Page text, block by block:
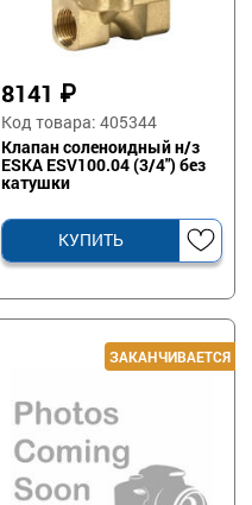
8141 ₽
Код товара: 405344
Клапан соленоидный н/з
ESKA ESV100.04 (3/4") без
катушки
КУПИТЬ